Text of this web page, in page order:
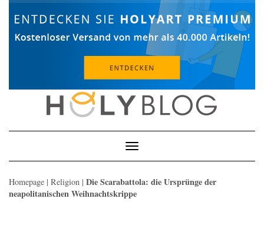
Toggle
Navigation
Homepage | Religion | Die Scarabattola: die Ursprünge der
neapolitanischen Weihnachtskrippe